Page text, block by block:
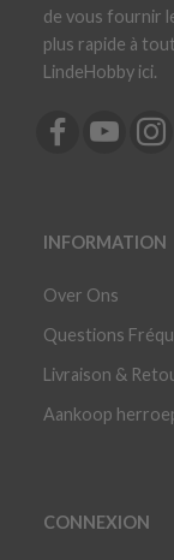
de vous fournir
plus rapide à
LindeHobby ici.
INFORMATION
Over Ons
Questions
Livraison &
Aankoop
CONNEXION